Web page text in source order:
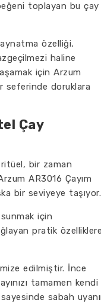
toplayan bu çay
özelliği,
haline
için Arzum
seferinde doruklara
Çay
bir zaman
AR3016 Çayım
bir seviyeye taşıyor.
için
pratik
edilmiştir. İnce
tamamen kendi
sabah